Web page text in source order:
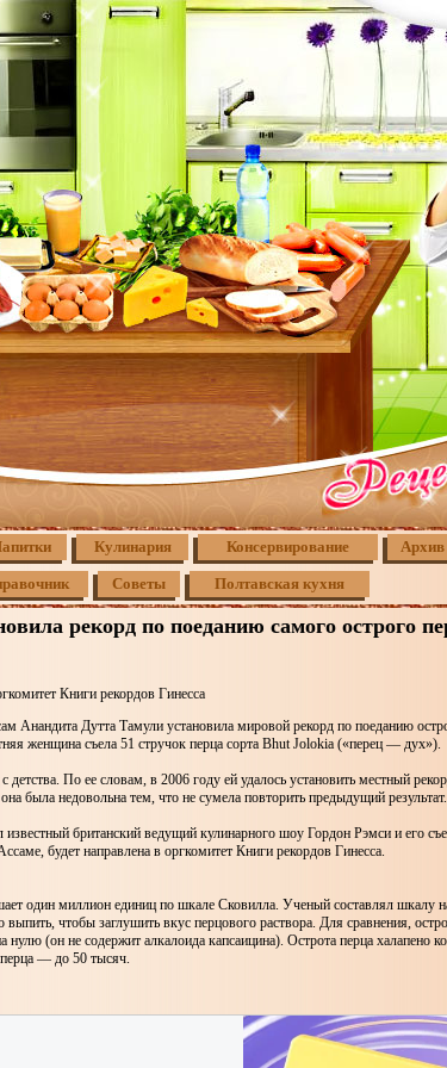
Кулинария Консервирование Архив
Советы Полтавская кухня
рекорд по поеданию самого острого
Книги рекордов Гинесса
Анандита Дутта Тамули установила мировой рекорд по поеданию
женщина съела 51 стручок перца сорта Bhut Jolokia («перец — дух»).
детства. По ее словам, в 2006 году ей удалось установить местный
была недовольна тем, что не сумела повторить предыдущий результат.
известный британский ведущий кулинарного шоу Гордон Рэмси и его
будет направлена в оргкомитет Книги рекордов Гинесса.
один миллион единиц по шкале Сковилла. Ученый составлял шкалу
чтобы заглушить вкус перцового раствора. Для сравнения,
нулю (он не содержит алкалоида капсаицина). Острота перца халапено
— до 50 тысяч.